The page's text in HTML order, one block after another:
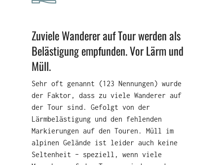
Zuviele Wanderer auf Tour werden als
Belästigung empfunden. Vor Lärm und
Müll.
Sehr oft genannt (123 Nennungen) wurde
der Faktor, dass zu viele Wanderer auf
der Tour sind. Gefolgt von der
Lärmbelästigung und den fehlenden
Markierungen auf den Touren. Müll im
alpinen Gelände ist leider auch keine
Seltenheit – speziell, wenn viele